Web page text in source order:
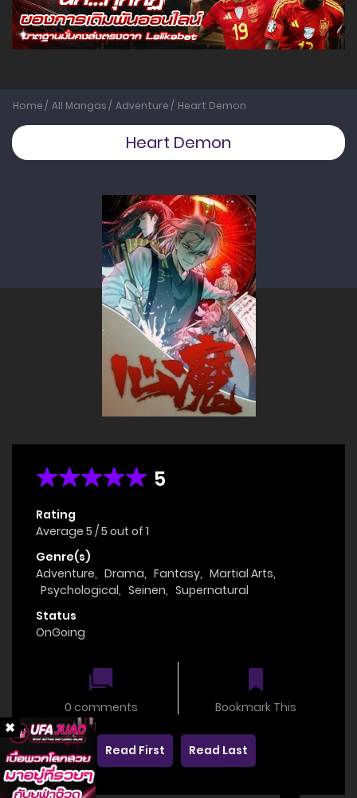
Home All Mangas Adventure Heart Demon
Heart Demon
5
Rating
Average 5 /5 out of 1
Genre(s)
Adventure, Drama, Fantasy, Martial Arts,
Psychological, Seinen, Supernatural
Status
OnGoing
0 comments Bookmark This
Read First Read Last